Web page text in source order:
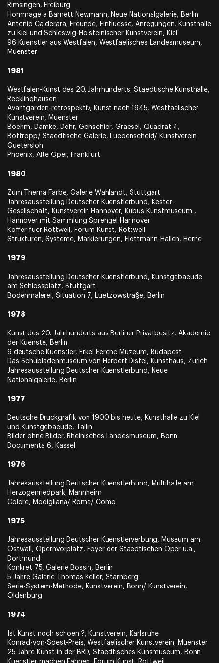
Rimsingen, Freiburg
Hommage a Barnett Newmann, Neue Nationalgalerie, Berlin
Antonio Calderara, Freunde, Einfluesse, Anregungen, Kunsthalle
zu Kiel und Schleswig-Holsteinischer Kunstverein, Kiel
96 Kuenstler aus Westfalen, Westfaelisches Landesmuseum,
Muenster
1981
Westfalen-Kunst des 20. Jahrhunderts, Staedtische Kunsthalle,
Recklinghausen
Avantgarden-retrospektiv, Kunst nach 1945, Westfaelischer
Kunstverein, Muenster
Boehm, Damke, Dohr, Gonschior, Graesel, Quadrat 4,
Bottropp/ Staedtische Galerie, Luedenscheid/ Kunstverein
Guetersloh
Phoenix, Alte Oper, Frankfurt
1980
Zum Thema Farbe, Galerie Wahlandt, Stuttgart
Jahresausstellung Deutscher Kuenstlerbund, Kester-
Gesellschaft, Kunstverein Hannover, Kubus Kunstmuseum ,
Hannover mit Sammlung Sprengel Hannover
Koffer fuer Rottweil, Forum Kunst, Rottweil
Strukturen, Systeme, Markierungen, Flottmann-Hallen, Herne
1979
Jahresausstellung Deutscher Kuenstlerbund, Kunstgebaeude
am Schlossplatz, Stuttgart
Bodenmalerei, Situation 7, Luetzowstra§e, Berlin
1978
Kunst des 20. Jahrhunderts aus Berliner Privatbesitz, Akademie
der Kuenste, Berlin
9 deutsche Kuenstler, Erkel Ferenc Muzeum, Budapest
Das Schubladenmuseum von Herbert Distel, Kunsthaus, Zurich
Jahresausstellung Deutscher Kuenstlerbund, Neue
Nationalgalerie, Berlin
1977
Deutsche Druckgrafik von 1900 bis heute, Kunsthalle zu Kiel
und Kunstgebaeude, Tallin
Bilder ohne Bilder, Rheinisches Landesmuseum, Bonn
Documenta 6, Kassel
1976
Jahresausstellung Deutscher Kuenstlerbund, Multihalle am
Herzogenriedpark, Mannheim
Colore, Modigliana/ Rome/ Como
1975
Jahresausstellung Deutscher Kuenstlerverbung, Museum am
Ostwall, Opernvorplatz, Foyer der Staedtischen Oper u.a.,
Dortmund
Konkret 75, Galerie Bossin, Berlin
5 Jahre Galerie Thomas Keller, Starnberg
Serie-System-Methode, Kunstverein, Bonn/ Kunstverein,
Oldenburg
1974
Ist Kunst noch schoen ?, Kunstverein, Karlsruhe
Konrad-von-Soest-Preis, Westfaelischer Kunstverein, Muenster
25 Jahre Kunst in der BRD, Staedtisches Kunsmuseum, Bonn
Kuenstler machen Fahnen, Forum Kunst, Rottweil